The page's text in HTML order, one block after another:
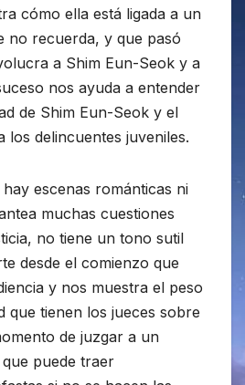
cómo ella está ligada a un
no recuerda, y que pasó
a Shim Eun-Seok y a
nos ayuda a entender
de Shim Eun-Seok y el
los delincuentes juveniles.
escenas románticas ni
muchas cuestiones
no tiene un tono sutil
desde el comienzo que
y nos muestra el peso
que tienen los jueces sobre
de juzgar a un
puede traer